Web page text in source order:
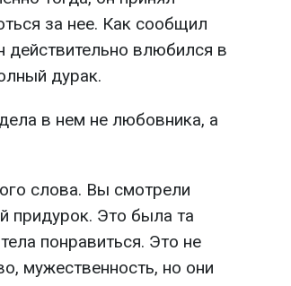
за нее. Как сообщил
действительно влюбился в
дурак.
в нем не любовника, а
слова. Вы смотрели
придурок. Это была та
понравиться. Это не
мужественность, но они